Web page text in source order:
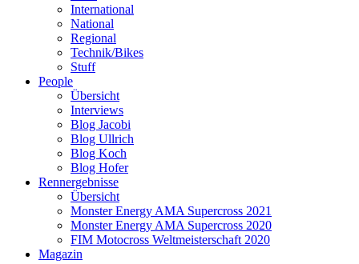
International
National
Regional
Technik/Bikes
Stuff
People
Übersicht
Interviews
Blog Jacobi
Blog Ullrich
Blog Koch
Blog Hofer
Rennergebnisse
Übersicht
Monster Energy AMA Supercross 2021
Monster Energy AMA Supercross 2020
FIM Motocross Weltmeisterschaft 2020
Magazin